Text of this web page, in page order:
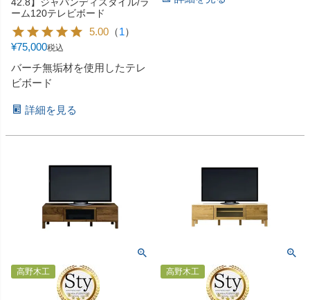
ーム120テレビボード
5.00 （1）
¥75,000税込
バーチ無垢材を使用したテレ
ビボード
詳細を見る
高野木工 高野木工